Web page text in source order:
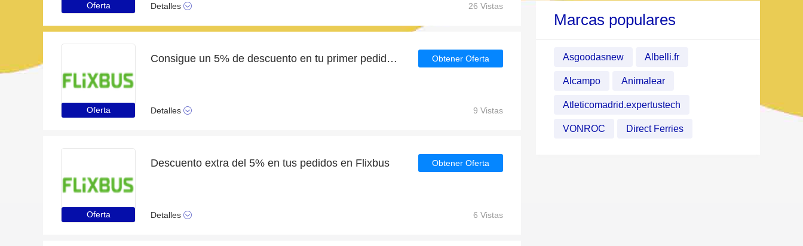
Oferta Detalles 26 Vistas
Oferta
Consigue un 5% de descuento en tu primer pedido en Flixbus
Detalles
Obtener Oferta
9 Vistas
Oferta
Descuento extra del 5% en tus pedidos en Flixbus
Detalles
Obtener Oferta
6 Vistas
Marcas populares
Asgoodasnew Albelli.fr
Alcampo Animalear
Atleticomadrid.expertustech
VONROC Direct Ferries